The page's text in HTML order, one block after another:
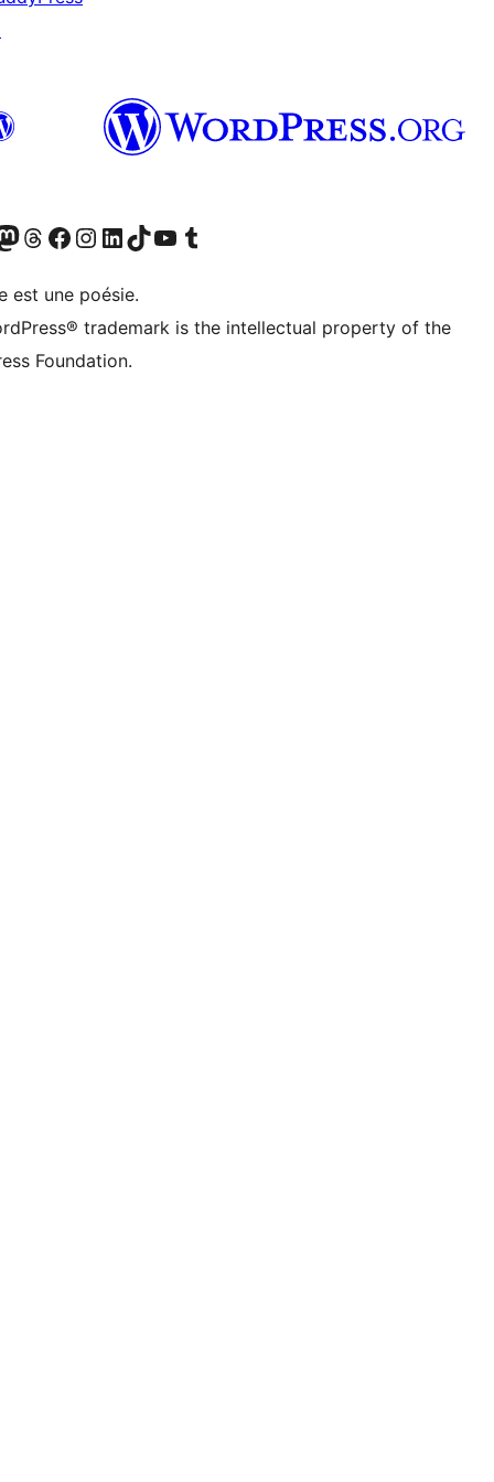
account
compte Bluesky
our Mastodon account
Visitez notre compte Threads
Visit our Facebook page
Visit our Instagram account
Visit our LinkedIn account
Visitez notre compte TikTok
Visit our YouTube channel
Visitez notre compte Tumblr
est une poésie.
trademark is the intellectual property of the
Foundation.